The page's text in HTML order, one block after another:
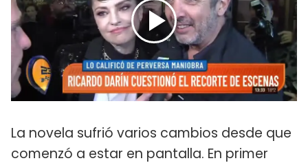
La novela sufrió varios cambios desde que
comenzó a estar en pantalla. En primer